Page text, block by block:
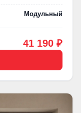
Модульный
41 190 ₽